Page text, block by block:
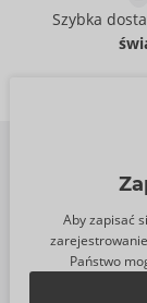
Fun Factory
07540720000
Cena
Szybka
Aby zapisać
Państwo